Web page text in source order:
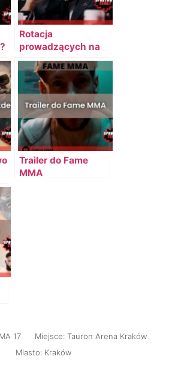
Rotacja
prowadzących na
Fame MMA
Trailer do Fame
MMA
17 Miejsce: Tauron Arena Kraków
Miasto: Kraków